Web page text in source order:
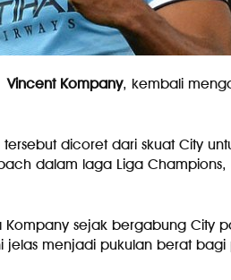
Vincent Kompany, kembali
dicoret dari skuat City
dalam laga Liga Champions,
sejak bergabung City
jelas menjadi pukulan berat